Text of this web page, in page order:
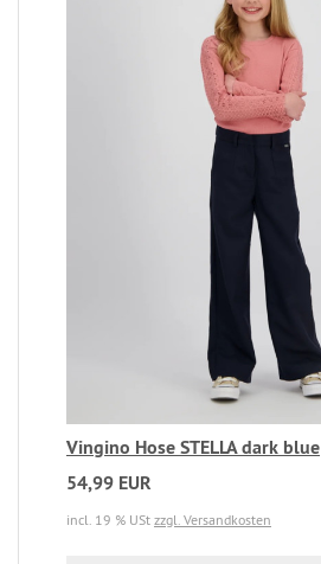
Vingino Hose STELLA dark blue
54,99 EUR
incl. 19 % USt zzgl. Versandkosten